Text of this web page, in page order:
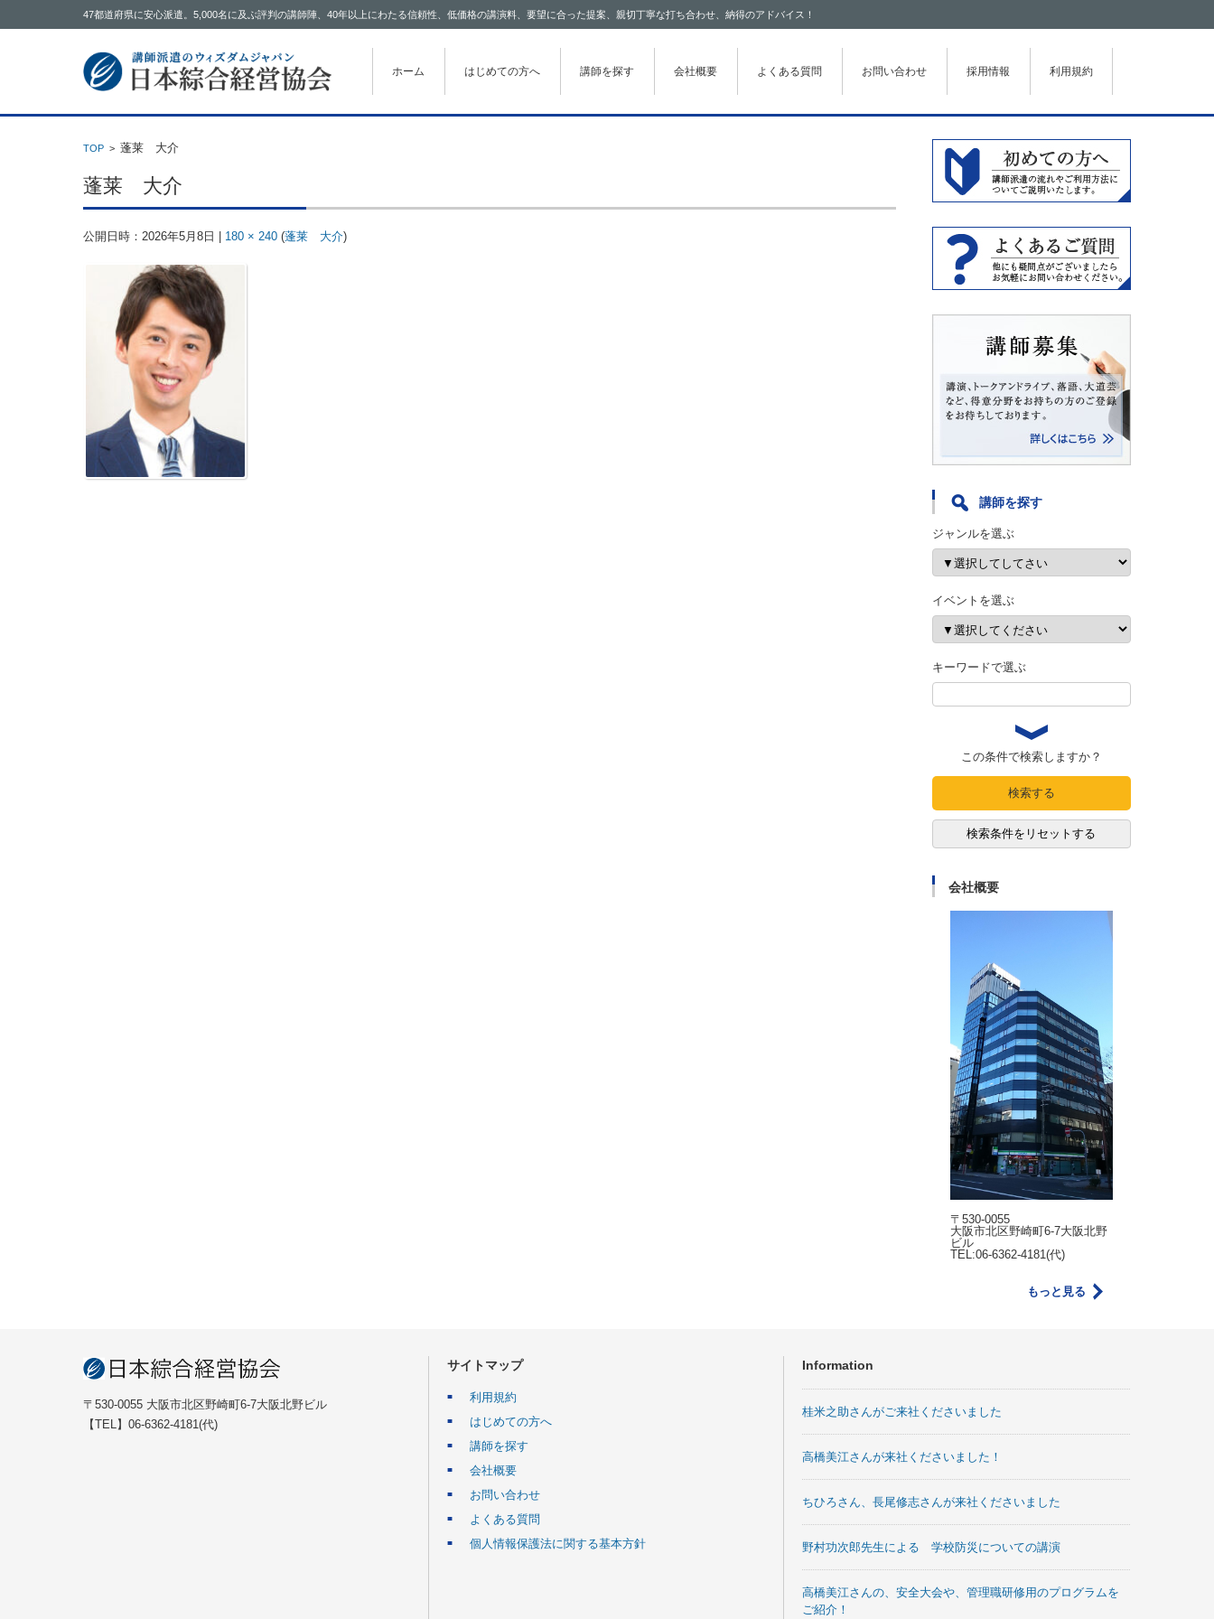
47都道府県に安心派遣。5,000名に及ぶ評判の講師陣、40年以上にわたる信頼性、低価格の講演料、要望に合った提案、親切丁寧な打ち合わせ、納得のアドバイス！
コンテンツに移動
ホーム はじめての方へ 講師を探す 会社概要 よくある質問 お問い合わせ 採用情報 利用規約
TOP > 蓬莱 大介
蓬莱 大介
公開日時： 2026年5月8日 180 × 240 (蓬莱 大介)
講師を探す
ジャンルを選ぶ
イベントを選ぶ
キーワードで選ぶ
この条件で検索しますか？
検索する
検索条件をリセットする
会社概要
〒530-0055
大阪市北区野崎町6-7大阪北野
ビル
TEL:06-6362-4181(代)
もっと見る
〒530-0055 大阪市北区野崎町6-7大阪北野ビル
【TEL】06-6362-4181(代)
サイトマップ
利用規約
はじめての方へ
講師を探す
会社概要
お問い合わせ
よくある質問
個人情報保護法に関する基本方針
Information
桂米之助さんがご来社くださいました
高橋美江さんが来社くださいました！
ちひろさん、長尾修志さんが来社くださいました
野村功次郎先生による 学校防災についての講演
高橋美江さんの、安全大会や、管理職研修用のプログラムを
ご紹介！